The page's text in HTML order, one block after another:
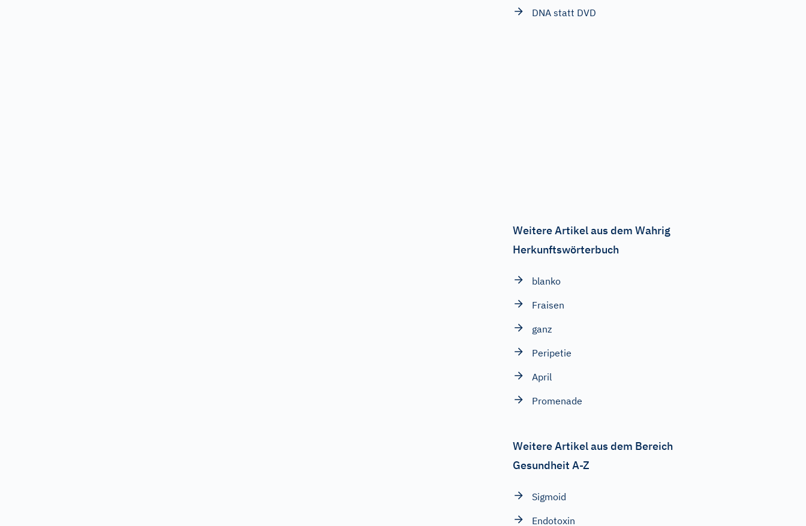
DNA statt DVD
Weitere Artikel aus dem Wahrig
Herkunftswörterbuch
blanko
Fraisen
ganz
Peripetie
April
Promenade
Weitere Artikel aus dem Bereich
Gesundheit A-Z
Sigmoid
Endotoxin